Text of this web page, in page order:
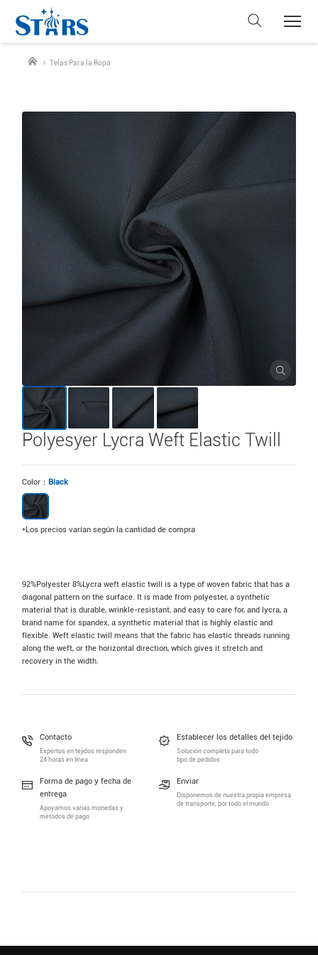
Telas Para la Ropa
Polyesyer Lycra Weft Elastic Twill
Color： Black
*Los precios varían según la cantidad de compra
92%Polyester 8%Lycra weft elastic twill is a type of woven fabric that has a
diagonal pattern on the surface. It is made from polyester, a synthetic
material that is durable, wrinkle-resistant, and easy to care for, and lycra, a
brand name for spandex, a synthetic material that is highly elastic and
flexible. Weft elastic twill means that the fabric has elastic threads running
along the weft, or the horizontal direction, which gives it stretch and
recovery in the width.
Contacto
Expertos en tejidos responden
24 horas en línea
Establecer los detalles del tejido
Solución completa para todo
tipo de pedidos
Forma de pago y fecha de
entrega
Apoyamos varias monedas y
métodos de pago
Enviar
Disponemos de nuestra propia empresa
de transporte, por todo el mundo